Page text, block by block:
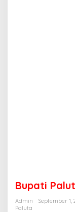
Bupati
Admin
September 1,
Paluta